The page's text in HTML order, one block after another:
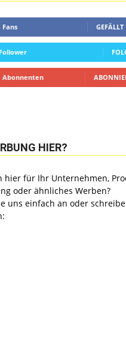
Fans
Follower
Abonnenten
HIER?
hier für Ihr Unternehmen,
oder ähnliches Werben?
uns einfach an oder